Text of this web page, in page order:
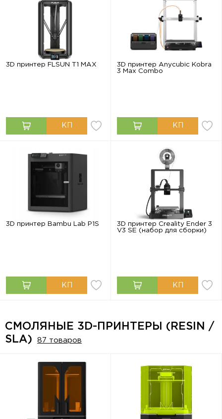
3D принтер FLSUN T1 MAX
3D принтер Anycubic Kobra
3 Max Combo
3D принтер Bambu Lab P1S
3D принтер Creality Ender 3
V3 SE (набор для сборки)
СМОЛЯНЫЕ 3D-ПРИНТЕРЫ (RESIN /
SLA)
87 товаров